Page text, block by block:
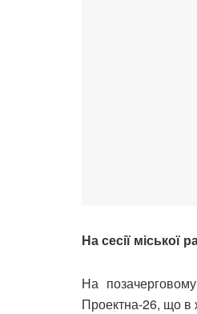
На сесії міської
На
Проектна-26, що в